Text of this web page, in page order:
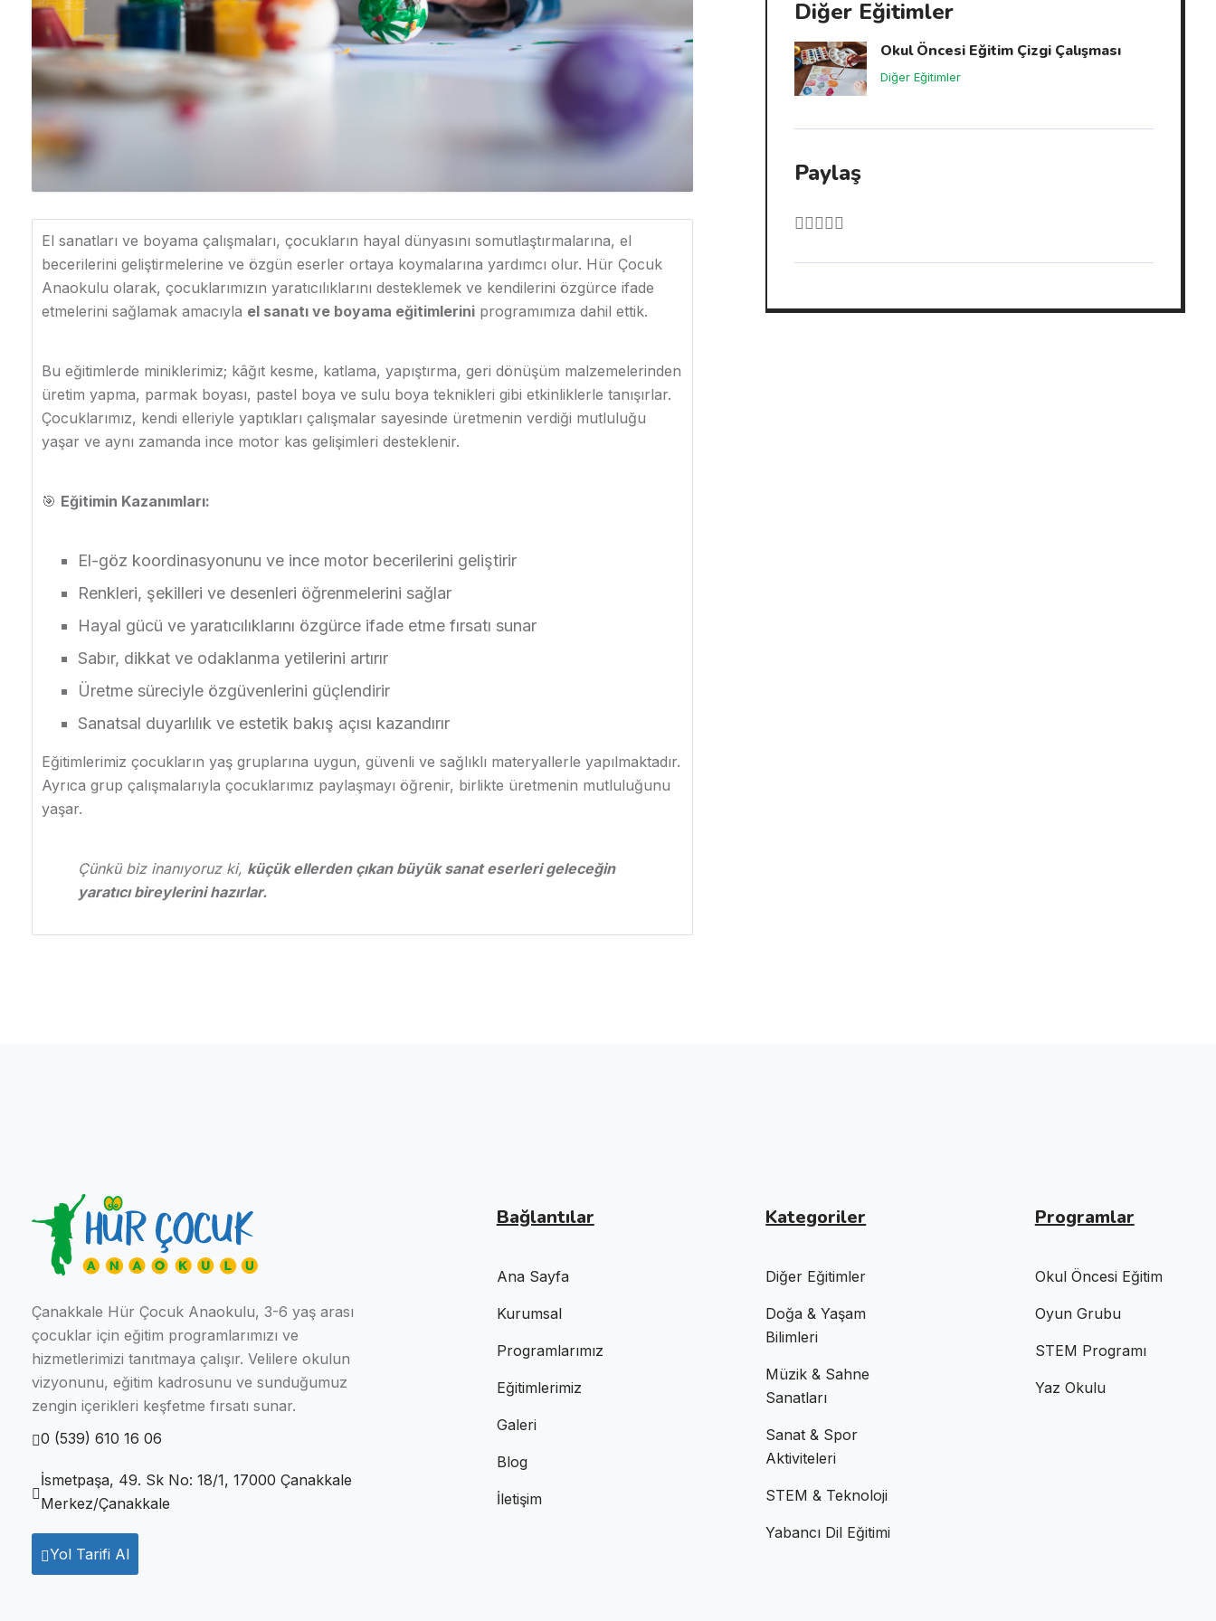
El sanatları ve boyama çalışmaları, çocukların hayal dünyasını somutlaştırmalarına, el
becerilerini geliştirmelerine ve özgün eserler ortaya koymalarına yardımcı olur. Hür Çocuk
Anaokulu olarak, çocuklarımızın yaratıcılıklarını desteklemek ve kendilerini özgürce ifade
etmelerini sağlamak amacıyla el sanatı ve boyama eğitimleriniprogramımıza dahil ettik.
Bu eğitimlerde miniklerimiz; kâğıt kesme, katlama, yapıştırma, geri dönüşüm malzemelerinden
üretim yapma, parmak boyası, pastel boya ve sulu boya teknikleri gibi etkinliklerle tanışırlar.
Çocuklarımız, kendi elleriyle yaptıkları çalışmalar sayesinde üretmenin verdiği mutluluğu
yaşar ve aynı zamanda ince motor kas gelişimleri desteklenir.
🎯 Eğitimin Kazanımları:
El-göz koordinasyonunu ve ince motor becerilerini geliştirir
Renkleri, şekilleri ve desenleri öğrenmelerini sağlar
Hayal gücü ve yaratıcılıklarını özgürce ifade etme fırsatı sunar
Sabır, dikkat ve odaklanma yetilerini artırır
Üretme süreciyle özgüvenlerini güçlendirir
Sanatsal duyarlılık ve estetik bakış açısı kazandırır
Eğitimlerimiz çocukların yaş gruplarına uygun, güvenli ve sağlıklı materyallerle yapılmaktadır.
Ayrıca grup çalışmalarıyla çocuklarımız paylaşmayı öğrenir, birlikte üretmenin mutluluğunu
yaşar.
Çünkü biz inanıyoruz ki, küçük ellerden çıkan büyük sanat eserleri geleceğin
yaratıcı bireylerini hazırlar.
Diğer Eğitimler
Okul Öncesi Eğitim Çizgi Çalışması
Diğer Eğitimler
Paylaş
Çanakkale Hür Çocuk Anaokulu, 3-6 yaş arası
çocuklar için eğitim programlarımızı ve
hizmetlerimizi tanıtmaya çalışır. Velilere okulun
vizyonunu, eğitim kadrosunu ve sunduğumuz
zengin içerikleri keşfetme fırsatı sunar.
0 (539) 610 16 06
İsmetpaşa, 49. Sk No: 18/1, 17000 Çanakkale
Merkez/Çanakkale
Yol Tarifi Al
Bağlantılar
Ana Sayfa
Kurumsal
Programlarımız
Eğitimlerimiz
Galeri
Blog
İletişim
Kategoriler
Diğer Eğitimler
Doğa & Yaşam
Bilimleri
Müzik & Sahne
Sanatları
Sanat & Spor
Aktiviteleri
STEM & Teknoloji
Yabancı Dil Eğitimi
Programlar
Okul Öncesi Eğitim
Oyun Grubu
STEM Programı
Yaz Okulu